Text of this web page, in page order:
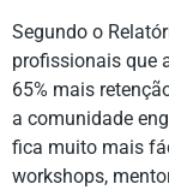
Segundo o
profissionais que
65% mais
a comunidade
fica muito mais
workshops,